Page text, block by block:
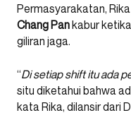
Permasyarakatan,
Chang Pankabur
giliran jaga.
“Di setiap shift itu ada
situ diketahui bahwa
kata Rika, dilansir dari